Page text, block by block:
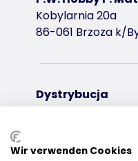
Kobylarnia 20a
86-061 Brzoza k/
Dystrybucja
Wir verwenden Cookies